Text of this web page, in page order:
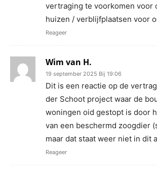
vertraging te voorkomen voor
huizen / verblijfplaatsen voor
Reageer
Wim van H.
19 september 2025 Bij 19:06
Dit is een reactie op de
der Schoot project waar de
woningen oid gestopt is door
van een beschermd zoogdier
maar dat staat weer niet in dit
Reageer